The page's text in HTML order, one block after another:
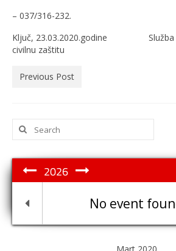
– 037/316-232.
Ključ, 23.03.2020.godine Služba
civilnu zaštitu
Previous Post
Search
for:
2026
No event